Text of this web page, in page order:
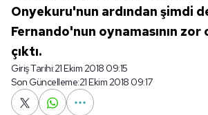
Onyekuru'nun ardından şimdi
Fernando'nun oynamasının
çıktı.
Giriş Tarihi:21 Ekim 2018 09:15
Son Güncelleme:21 Ekim 2018 09:17